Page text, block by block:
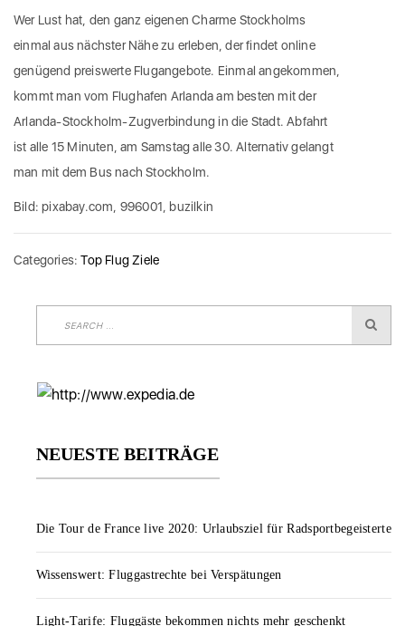
Wer Lust hat, den ganz eigenen Charme Stockholms
einmal aus nächster Nähe zu erleben, der findet online
genügend preiswerte Flugangebote. Einmal angekommen,
kommt man vom Flughafen Arlanda am besten mit der
Arlanda-Stockholm-Zugverbindung in die Stadt. Abfahrt
ist alle 15 Minuten, am Samstag alle 30. Alternativ gelangt
man mit dem Bus nach Stockholm.
Bild: pixabay.com, 996001, buzilkin
Categories:Top Flug Ziele
NEUESTE BEITRÄGE
Die Tour de France live 2020: Urlaubsziel für Radsportbegeisterte
Wissenswert: Fluggastrechte bei Verspätungen
Light-Tarife: Fluggäste bekommen nichts mehr geschenkt